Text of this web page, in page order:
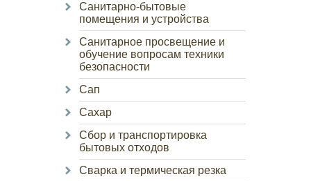
Санитарно-бытовые
помещения и устройства
Санитарное просвещение и
обучение вопросам техники
безопасности
Сап
Сахар
Сбор и транспортировка
бытовых отходов
Сварка и термическая резка